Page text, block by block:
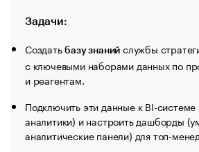
Задачи:
Создатьбазу знаний службы
с ключевыми наборами данных по
и реагентам.
Подключить эти данные к BI-
аналитики) и настроить дашборды
аналитические панели) для топ-